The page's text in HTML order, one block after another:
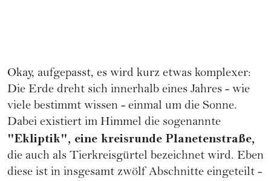
Okay, aufgepasst, es wird kurz etwas komplexer:
Die Erde dreht sich innerhalb eines Jahres - wie
viele bestimmt wissen - einmal um die Sonne.
Dabei existiert im Himmel die sogenannte
"Ekliptik", eine kreisrunde Planetenstraße,
die auch als Tierkreisgürtel bezeichnet wird. Eben
diese ist in insgesamt zwölf Abschnitte eingeteilt -